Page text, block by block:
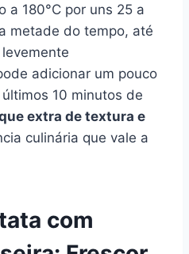
a 180°C por uns 25 a
metade do tempo, até
adicionar um pouco
10 minutos de
extra de textura e
culinária que vale a
com